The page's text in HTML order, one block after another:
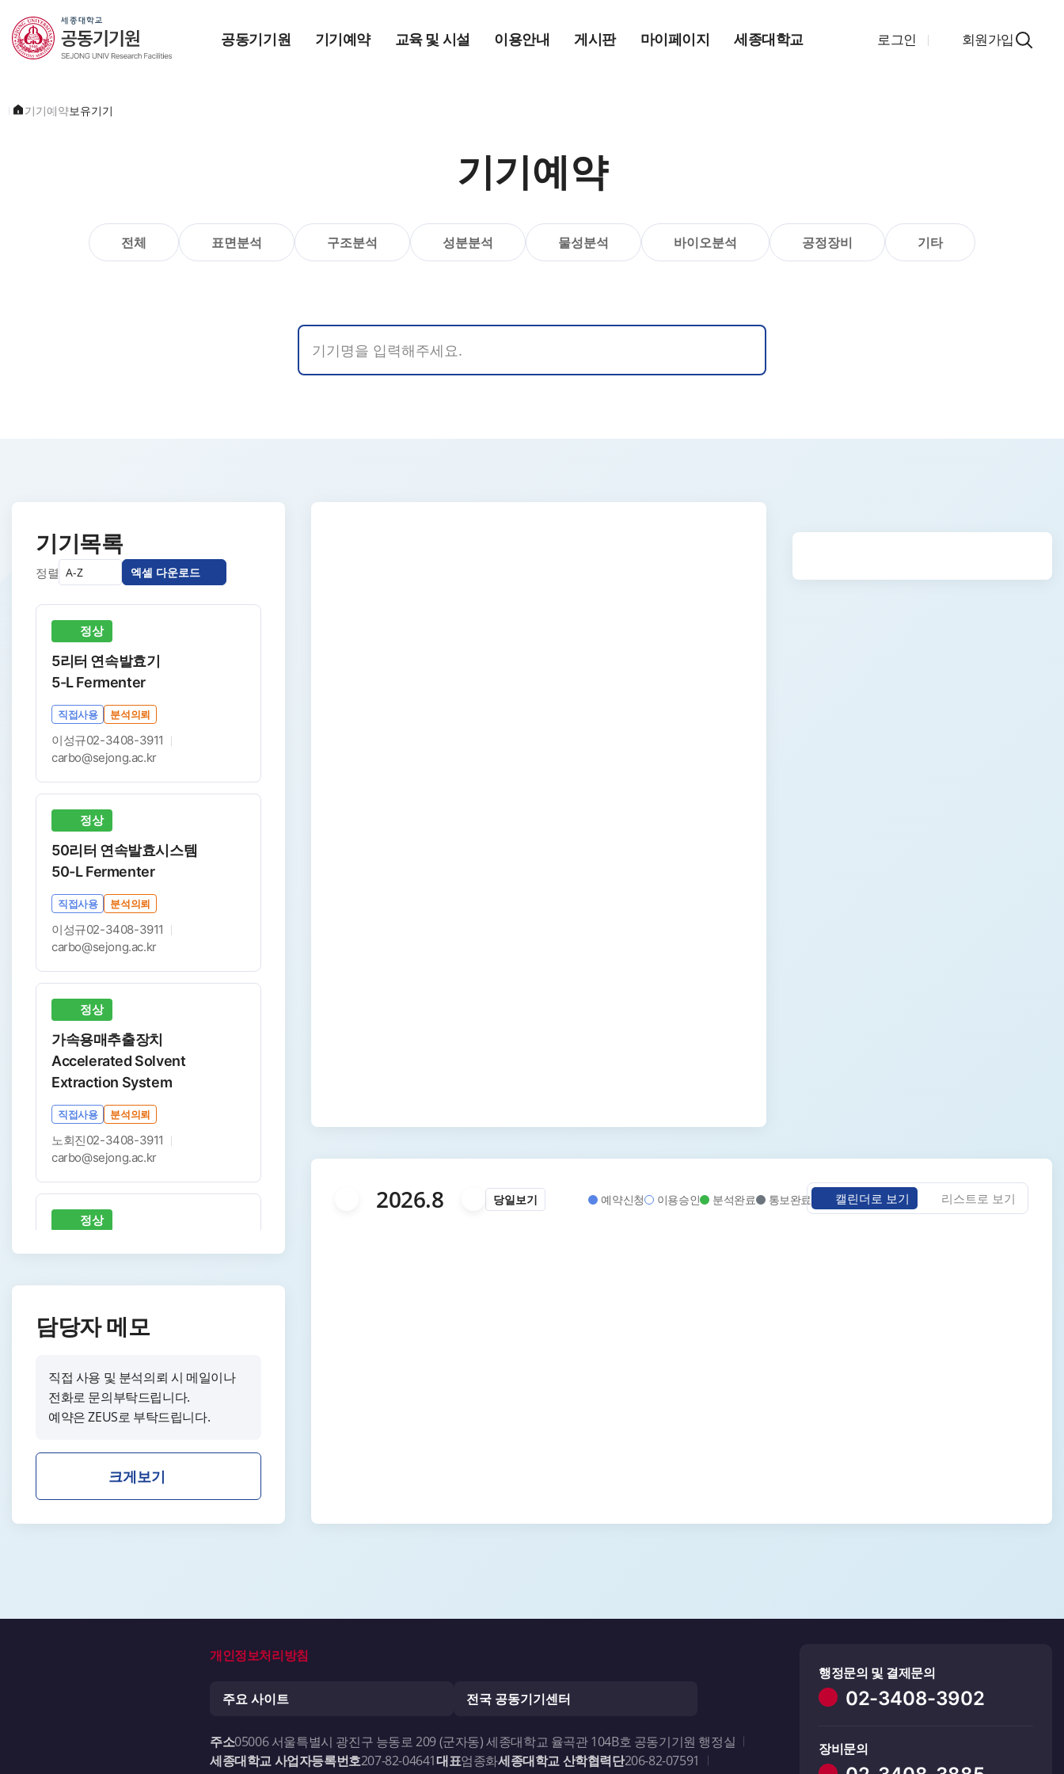
공동기기원 기기예약 교육 및 시설 이용안내 게시판 마이페이지 세종대학교 로그인 회원가입
기기예약
기기예약보유기기
전체 표면분석 구조분석 성분분석 물성분석 바이오분석 공정장비 기타
기기목록
정렬 A-Z 엑셀 다운로드
정상
5리터 연속발효기
5-L Fermenter
직접사용 분석의뢰
이성규02-3408-3911
carbo@sejong.ac.kr
정상
50리터 연속발효시스템
50-L Fermenter
직접사용 분석의뢰
이성규02-3408-3911
carbo@sejong.ac.kr
정상
가속용매추출장치
Accelerated Solvent
Extraction System
직접사용 분석의뢰
노회진02-3408-3911
carbo@sejong.ac.kr
정상
혐기챔버
김다희02-3408-3911
정상
담당자 메모
직접 사용 및 분석의뢰 시 메일이나
전화로 문의부탁드립니다.
예약은 ZEUS로 부탁드립니다.
크게보기
캘린더로 보기 리스트로 보기
2026.8 당일보기 예약신청 이용승인 분석완료 통보완료
개인정보처리방침
주요 사이트 전국 공동기기센터
주소05006 서울특별시 광진구 능동로 209 (군자동) 세종대학교 율곡관 104B호 공동기기원 행정실
세종대학교 사업자등록번호207-82-04641대표엄종화세종대학교 산학협력단206-82-07591
행정문의 및 결제문의
02-3408-3902
장비문의